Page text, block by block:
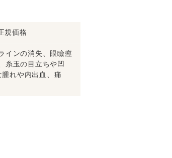
規価格
インの消失、眼瞼痙
糸玉の目立ちや凹
れや内出血、痛